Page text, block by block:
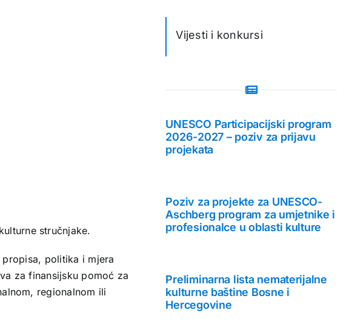
stručnjake.
politika i mjera
za finansijsku pomoć za
regionalnom ili
Vijesti i konkursi
UNESCO Participacijski program
2026-2027 – poziv za prijavu
projekata
Poziv za projekte za UNESCO-
Aschberg program za umjetnike i
profesionalce u oblasti kulture
Preliminarna lista nematerijalne
kulturne baštine Bosne i
Hercegovine